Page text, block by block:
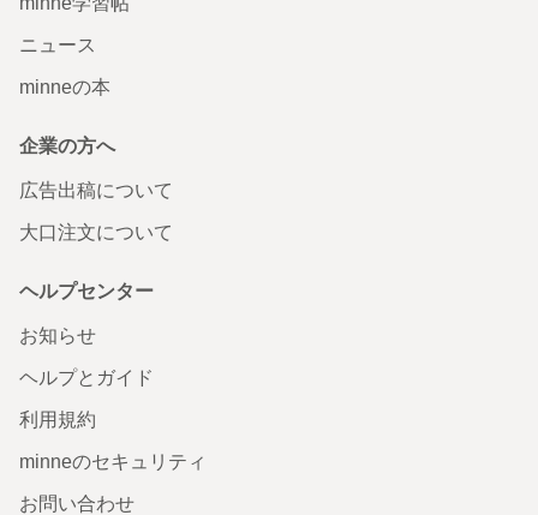
ニュース
minneの本
企業の方へ
広告出稿について
大口注文について
ヘルプセンター
お知らせ
ヘルプとガイド
利用規約
minneのセキュリティ
お問い合わせ